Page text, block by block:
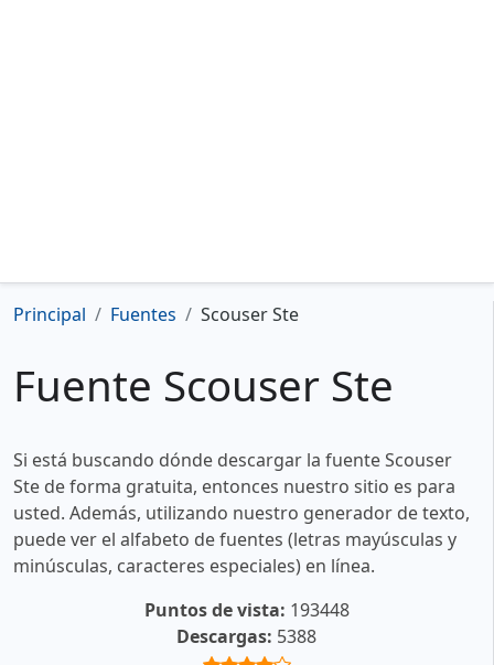
Principal Fuentes Scouser Ste
Fuente Scouser Ste
Si está buscando dónde descargar la fuente Scouser
Ste de forma gratuita, entonces nuestro sitio es para
usted. Además, utilizando nuestro generador de texto,
puede ver el alfabeto de fuentes (letras mayúsculas y
minúsculas, caracteres especiales) en línea.
Puntos de vista: 193448
Descargas: 5388